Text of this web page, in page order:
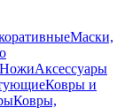
Маски,
НожиАксессуары
Ковры и
Ковры,